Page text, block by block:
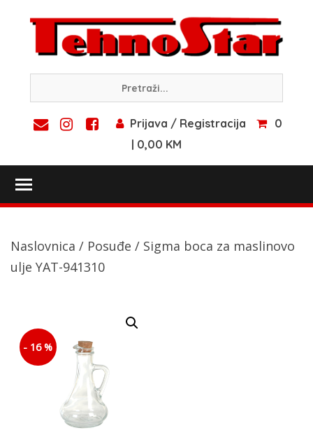
content
Prijava / Registracija
0
| 0,00 KM
Naslovnica / Posuđe / Sigma boca za maslinovo
ulje YAT-941310
- 16 %